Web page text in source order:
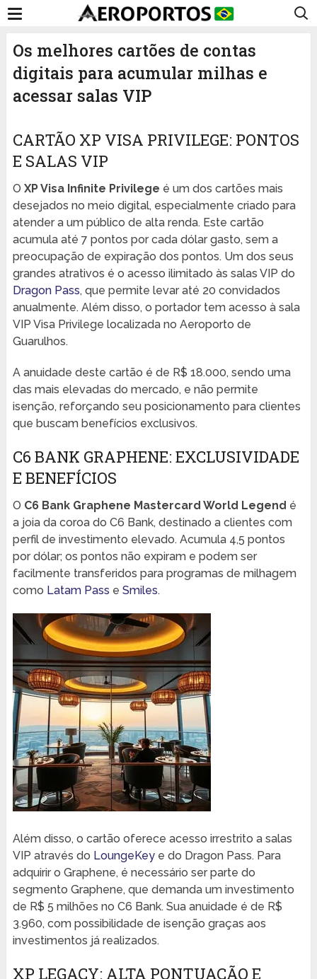
Os melhores cartões de contas
digitais para acumular milhas e
acessar salas VIP
CARTÃO XP VISA PRIVILEGE: PONTOS
E SALAS VIP
O XP Visa Infinite Privilege é um dos cartões mais
desejados no meio digital, especialmente criado para
atender a um público de alta renda. Este cartão
acumula até 7 pontos por cada dólar gasto, sem a
preocupação de expiração dos pontos. Um dos seus
grandes atrativos é o acesso ilimitado às salas VIP do
Dragon Pass, que permite levar até 20 convidados
anualmente. Além disso, o portador tem acesso à sala
VIP Visa Privilege localizada no Aeroporto de
Guarulhos.
A anuidade deste cartão é de R$ 18.000, sendo uma
das mais elevadas do mercado, e não permite
isenção, reforçando seu posicionamento para clientes
que buscam benefícios exclusivos.
C6 BANK GRAPHENE: EXCLUSIVIDADE
E BENEFÍCIOS
O C6 Bank Graphene Mastercard World Legend é
a joia da coroa do C6 Bank, destinado a clientes com
perfil de investimento elevado. Acumula 4,5 pontos
por dólar; os pontos não expiram e podem ser
facilmente transferidos para programas de milhagem
como Latam Pass e Smiles.
Além disso, o cartão oferece acesso irrestrito a salas
VIP através do LoungeKeye do Dragon Pass. Para
adquirir o Graphene, é necessário ser parte do
segmento Graphene, que demanda um investimento
de R$ 5 milhões no C6 Bank. Sua anuidade é de R$
3.960, com possibilidade de isenção graças aos
investimentos já realizados.
XP LEGACY: ALTA PONTUAÇÃO E